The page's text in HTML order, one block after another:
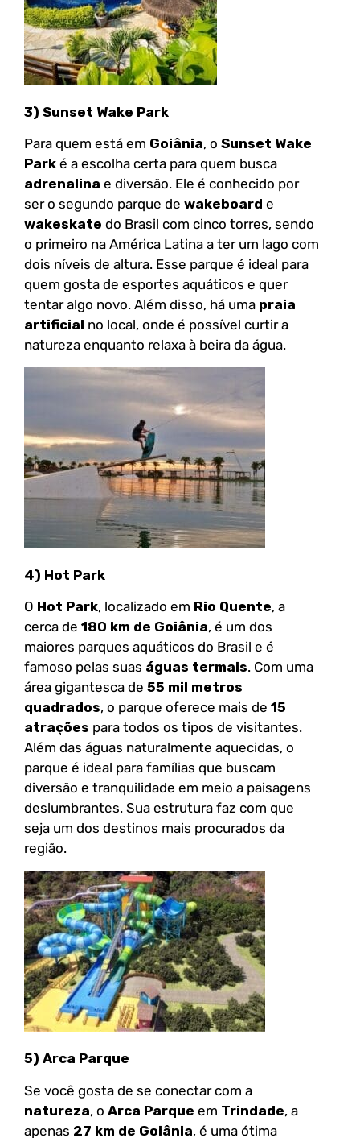
3) Sunset Wake Park
Para quem está em Goiânia, o Sunset Wake
Park é a escolha certa para quem busca
adrenalina e diversão. Ele é conhecido por
ser o segundo parque de wakeboard e
wakeskate do Brasil com cinco torres, sendo
o primeiro na América Latina a ter um lago com
dois níveis de altura. Esse parque é ideal para
quem gosta de esportes aquáticos e quer
tentar algo novo. Além disso, há uma praia
artificial no local, onde é possível curtir a
natureza enquanto relaxa à beira da água.
4) Hot Park
O Hot Park, localizado em Rio Quente, a
cerca de 180 km de Goiânia, é um dos
maiores parques aquáticos do Brasil e é
famoso pelas suas águas termais. Com uma
área gigantesca de 55 mil metros
quadrados, o parque oferece mais de 15
atrações para todos os tipos de visitantes.
Além das águas naturalmente aquecidas, o
parque é ideal para famílias que buscam
diversão e tranquilidade em meio a paisagens
deslumbrantes. Sua estrutura faz com que
seja um dos destinos mais procurados da
região.
5) Arca Parque
Se você gosta de se conectar com a
natureza, o Arca Parque em Trindade, a
apenas 27 km de Goiânia, é uma ótima